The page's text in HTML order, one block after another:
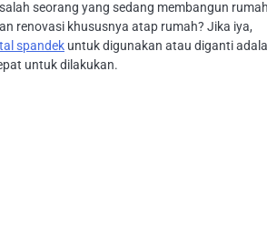
seorang yang sedang membangun rumah
renovasi khususnya atap rumah? Jika iya,
spandek untuk digunakan atau diganti
untuk dilakukan.